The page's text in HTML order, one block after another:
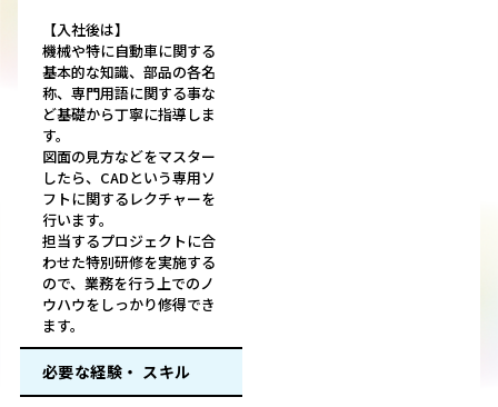
【入社後は】
機械や特に自動車に関する
基本的な知識、部品の各名
称、専門用語に関する事な
ど基礎から丁寧に指導しま
す。
図面の見方などをマスター
したら、CADという専用ソ
フトに関するレクチャーを
行います。
担当するプロジェクトに合
わせた特別研修を実施する
ので、業務を行う上でのノ
ウハウをしっかり修得でき
ます。
必要な経験・ スキル